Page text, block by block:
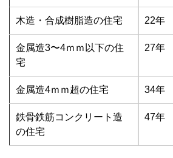
木造・合成樹脂造の住宅 22年
金属造3〜4ｍｍ以下の住
宅
27年
金属造4ｍｍ超の住宅 34年
鉄骨鉄筋コンクリート造
の住宅
47年